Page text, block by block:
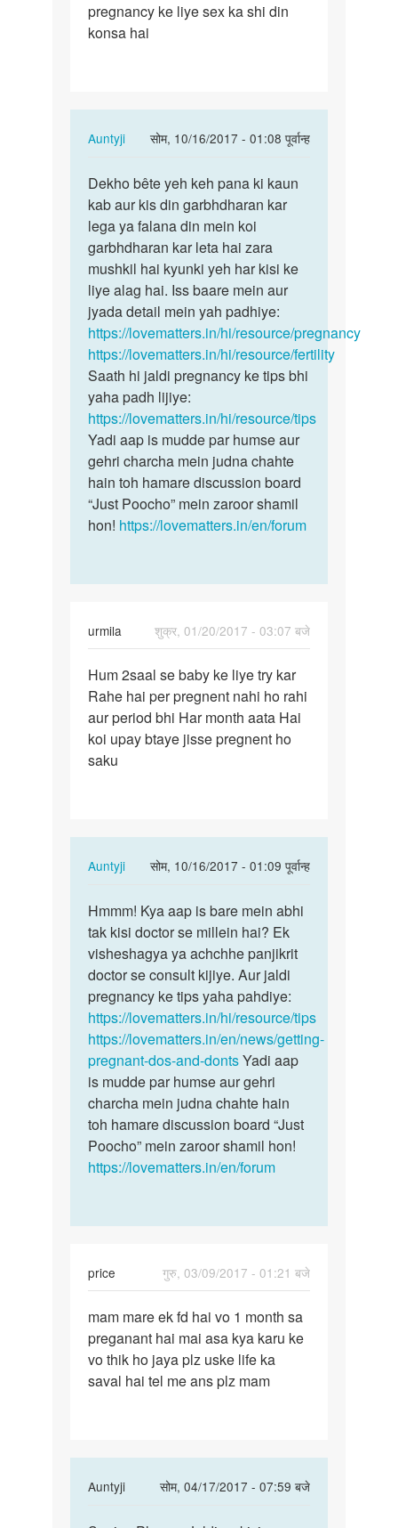
pregnancy
ke
pregnancy ke liye sex ka shi din
konsa hai
Auntyji
सोम, 10/16/2017 - 01:08 पूर्वान्ह
In
to
pregnancy
ke
liye
sex
ka
shi
by
Ritu
verma
Dekho
bête
yeh
keh
pana
ki…
Dekho bête yeh keh pana ki kaun
kab aur kis din garbhdharan kar
lega ya falana din mein koi
garbhdharan kar leta hai zara
mushkil hai kyunki yeh har kisi ke
liye alag hai. Iss baare mein aur
jyada detail mein yah padhiye:
https://lovematters.in/hi/resource/pregnancy
https://lovematters.in/hi/resource/fertility
Saath hi jaldi pregnancy ke tips bhi
yaha padh lijiye:
https://lovematters.in/hi/resource/tips
Yadi aap is mudde par humse aur
gehri charcha mein judna chahte
hain toh hamare discussion board
“Just Poocho” mein zaroor shamil
hon! https://lovematters.in/en/forum
urmila
शुक्र, 01/20/2017 - 03:07 बजे
Hum
2saal
se
baby
ke
Hum 2saal se baby ke liye try kar
Rahe hai per pregnent nahi ho rahi
aur period bhi Har month aata Hai
koi upay btaye jisse pregnent ho
saku
Auntyji
सोम, 10/16/2017 - 01:09 पूर्वान्ह
In
to
Hum
2saal
se
baby
ke
liye
try
by
urmila
Hmmm!
Kya
aap
is
bare
mein…
Hmmm! Kya aap is bare mein abhi
tak kisi doctor se millein hai? Ek
visheshagya ya achchhe panjikrit
doctor se consult kijiye. Aur jaldi
pregnancy ke tips yaha pahdiye:
https://lovematters.in/hi/resource/tips
https://lovematters.in/en/news/getting-
pregnant-dos-and-dontsYadi aap
is mudde par humse aur gehri
charcha mein judna chahte hain
toh hamare discussion board “Just
Poocho” mein zaroor shamil hon!
https://lovematters.in/en/forum
price
गुरु, 03/09/2017 - 01:21 बजे
mam
mare
ek
fd
mam mare ek fd hai vo 1 month sa
preganant hai mai asa kya karu ke
vo thik ho jaya plz uske life ka
saval hai tel me ans plz mam
Auntyji
सोम, 04/17/2017 - 07:59 बजे
In